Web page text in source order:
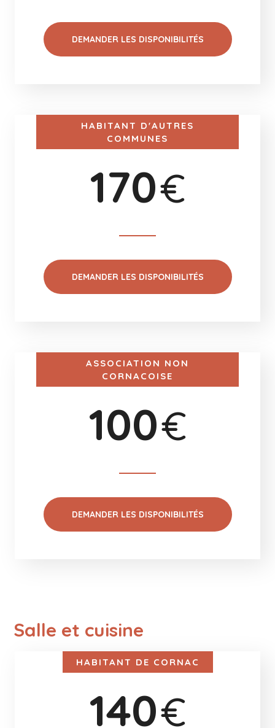
DEMANDER LES DISPONIBILITÉS
HABITANT D'AUTRES
COMMUNES
170€
DEMANDER LES DISPONIBILITÉS
ASSOCIATION NON
CORNACOISE
100€
DEMANDER LES DISPONIBILITÉS
Salle et cuisine
HABITANT DE CORNAC
140€